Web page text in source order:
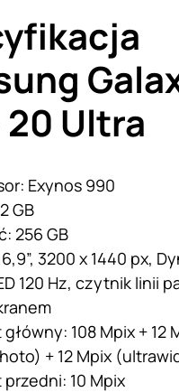
Ultra
Exynos 990
GB
256 GB
3200 x 1440 px,
120 Hz, czytnik linii
108 Mpix + 12
+ 12 Mpix
przedni: 10 Mpix